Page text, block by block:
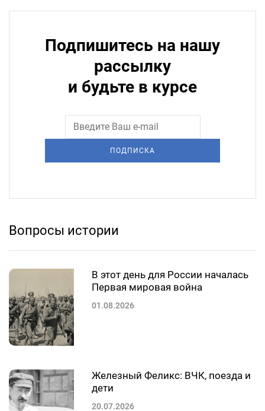
Подпишитесь на нашу
рассылку
и будьте в курсе
ПОДПИСКА
Вопросы истории
В этот день для России началась
Первая мировая война
01.08.2026
Железный Феликс: ВЧК, поезда и
дети
20.07.2026